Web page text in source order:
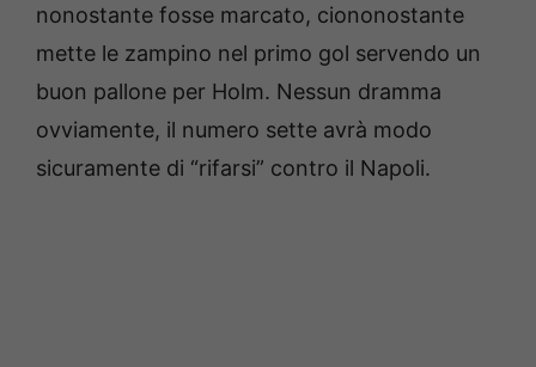
nonostante fosse marcato, ciononostante
mette le zampino nel primo gol servendo un
buon pallone per Holm. Nessun dramma
ovviamente, il numero sette avrà modo
sicuramente di “rifarsi” contro il Napoli.